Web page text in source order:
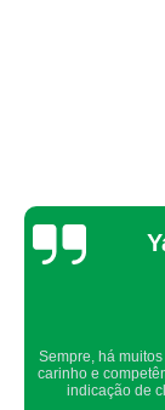
Confio de olhos
os veterinários